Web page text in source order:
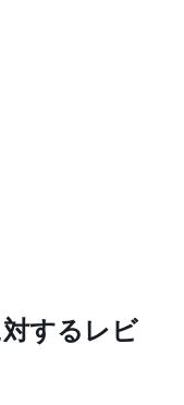
するレビ